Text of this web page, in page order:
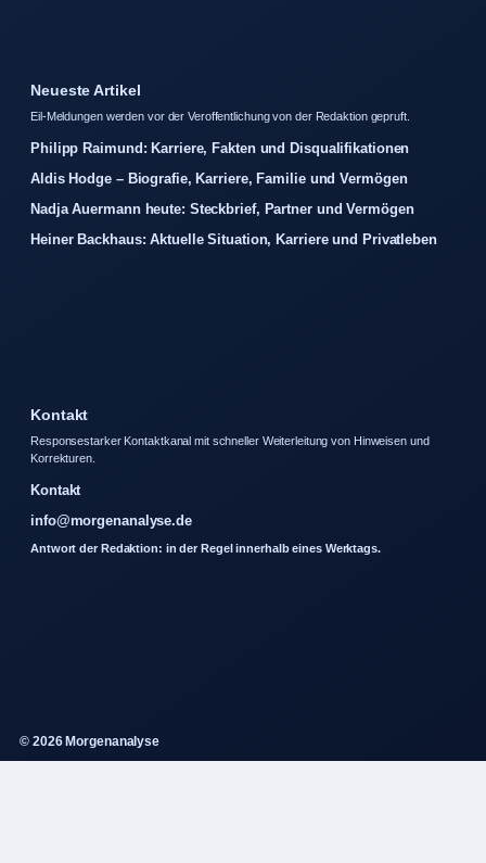
Neueste Artikel
Eil-Meldungen werden vor der Veroffentlichung von der Redaktion gepruft.
Philipp Raimund: Karriere, Fakten und Disqualifikationen
Aldis Hodge – Biografie, Karriere, Familie und Vermögen
Nadja Auermann heute: Steckbrief, Partner und Vermögen
Heiner Backhaus: Aktuelle Situation, Karriere und Privatleben
Kontakt
Responsestarker Kontaktkanal mit schneller Weiterleitung von Hinweisen und
Korrekturen.
Kontakt
info@morgenanalyse.de
Antwort der Redaktion: in der Regel innerhalb eines Werktags.
© 2026 Morgenanalyse